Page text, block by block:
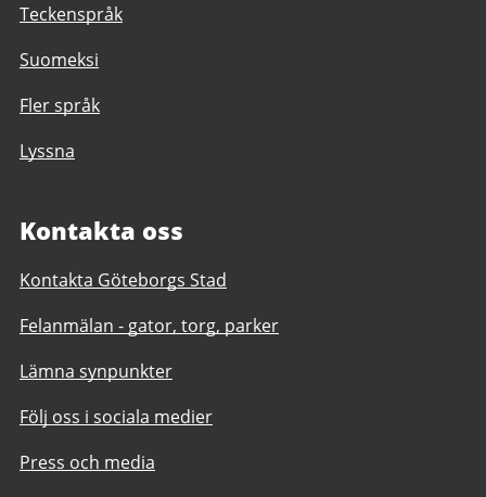
Teckenspråk
Suomeksi
Fler språk
Lyssna
Kontakta oss
Kontakta Göteborgs Stad
Felanmälan - gator, torg, parker
Lämna synpunkter
Följ oss i sociala medier
Press och media